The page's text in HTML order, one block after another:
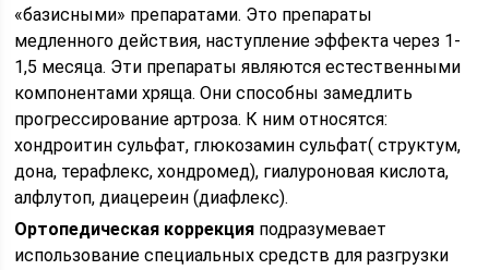
«базисными» препаратами. Это препараты
медленного действия, наступление эффекта через 1-
1,5 месяца. Эти препараты являются естественными
компонентами хряща. Они способны замедлить
прогрессирование артроза. К ним относятся:
хондроитин сульфат, глюкозамин сульфат( структум,
дона, терафлекс, хондромед), гиалуроновая кислота,
алфлутоп, диацереин (диафлекс).
Ортопедическая коррекция подразумевает
использование специальных средств для разгрузки